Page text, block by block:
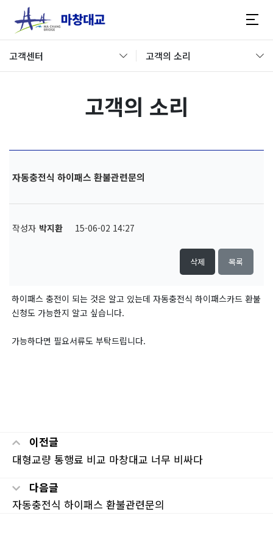
고객센터 고객의 소리
고객의 소리
자동충전식 하이패스 환불관련문의
작성자 박지환 15-06-02 14:27
삭제 목록
하이패스 충전이 되는 것은 알고 있는데 자동충전식 하이패스카드 환불
신청도 가능한지 알고 싶습니다.
가능하다면 필요서류도 부탁드립니다.
이전글
대형교량 통행료 비교 마창대교 너무 비싸다
다음글
자동충전식 하이패스 환불관련문의